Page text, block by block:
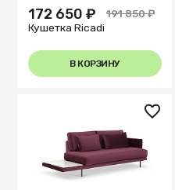
172 650 ₽
191 850 ₽
Кушетка Ricadi
В КОРЗИНУ